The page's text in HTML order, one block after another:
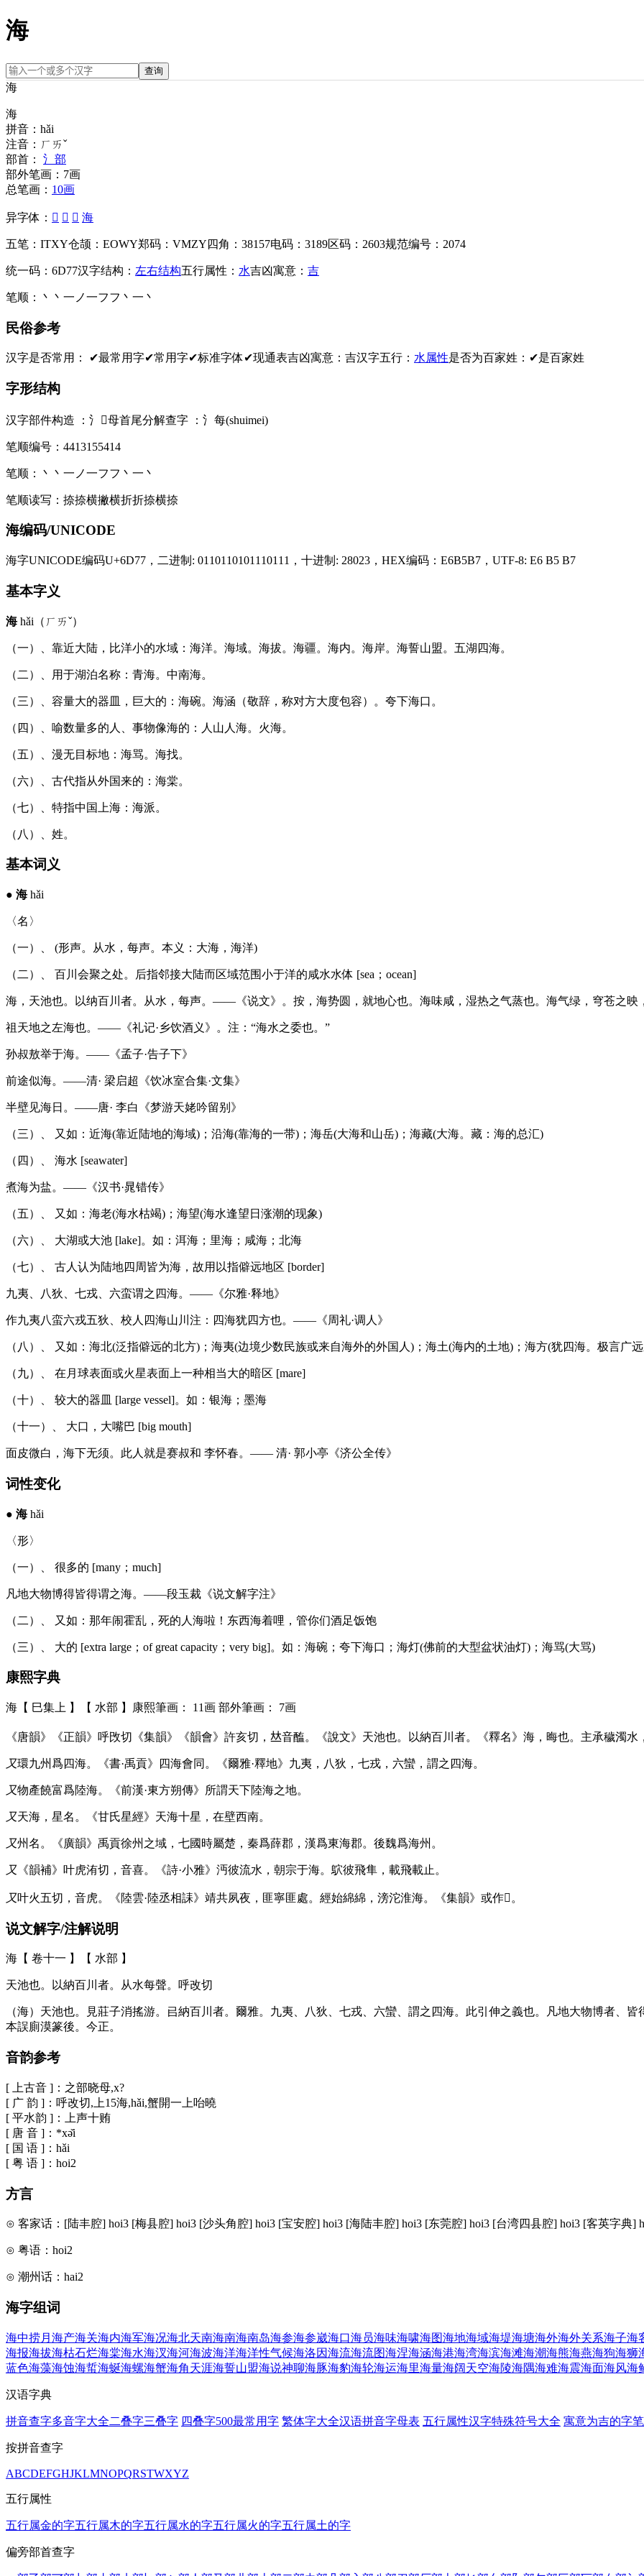
海
查询
海
海
拼音： hǎi
注音： ㄏㄞˇ
部首：
氵部
部外笔画： 7画
总笔画： 10画
异字体： 𣳗 𣳠 𣴴 海
五笔： ITXY仓颉： EOWY郑码： VMZY 四角： 38157电码： 3189区码： 2603规范编号： 2074
统一码： 6D77汉字结构： 左右结构五行属性： 水吉凶寓意： 吉
笔顺： 丶丶一ノ一フフ丶一丶
民俗参考
汉字是否常用： ✔最常用字✔常用字✔标准字体✔现通表吉凶寓意： 吉汉字五行： 水属性是否为百家姓： ✔是百家姓
字形结构
汉字部件构造 ： 氵母首尾分解查字 ： 氵每(shuimei)
笔顺编号： 4413155414
笔顺： 丶丶一ノ一フフ丶一丶
笔顺读写： 捺捺横撇横折折捺横捺
海编码/UNICODE
海字UNICODE编码U+6D77，二进制: 0110110101110111，十进制: 28023，HEX编码：E6B5B7，UTF-8: E6 B5 B7
基本字义
海hǎi（ㄏㄞˇ）
（一）、靠近大陆，比洋小的水域：海洋。海域。海拔。海疆。海内。海岸。海誓山盟。五湖四海。
（二）、用于湖泊名称：青海。中南海。
（三）、容量大的器皿，巨大的：海碗。海涵（敬辞，称对方大度包容）。夸下海口。
（四）、喻数量多的人、事物像海的：人山人海。火海。
（五）、漫无目标地：海骂。海找。
（六）、古代指从外国来的：海棠。
（七）、特指中国上海：海派。
（八）、姓。
基本词义
● 海hǎi
〈名〉
（一）、 (形声。从水，每声。本义：大海，海洋)
（二）、 百川会聚之处。后指邻接大陆而区域范围小于洋的咸水水体 [sea；ocean]
海，天池也。以纳百川者。从水，每声。——《说文》。按，海势圆，就地心也。海味咸，湿热之气蒸也。海气绿，穹苍之映
祖天地之左海也。——《礼记·乡饮酒义》。注：“海水之委也。”
孙叔敖举于海。——《孟子·告子下》
前途似海。——清· 梁启超《饮冰室合集·文集》
半壁见海日。——唐· 李白《梦游天姥吟留别》
（三）、 又如：近海(靠近陆地的海域)；沿海(靠海的一带)；海岳(大海和山岳)；海藏(大海。藏：海的总汇)
（四）、 海水 [seawater]
煮海为盐。——《汉书·晁错传》
（五）、 又如：海老(海水枯竭)；海望(海水逢望日涨潮的现象)
（六）、 大湖或大池 [lake]。如：洱海；里海；咸海；北海
（七）、 古人认为陆地四周皆为海，故用以指僻远地区 [border]
九夷、八狄、七戎、六蛮谓之四海。——《尔雅·释地》
作九夷八蛮六戎五狄、校人四海山川注：四海犹四方也。——《周礼·调人》
（八）、 又如：海北(泛指僻远的北方)；海夷(边境少数民族或来自海外的外国人)；海土(海内的土地)；海方(犹四海。极言广
（九）、 在月球表面或火星表面上一种相当大的暗区 [mare]
（十）、 较大的器皿 [large vessel]。如：银海；墨海
（十一）、 大口，大嘴巴 [big mouth]
面皮微白，海下无须。此人就是赛叔和 李怀春。—— 清· 郭小亭《济公全传》
词性变化
● 海hǎi
〈形〉
（一）、 很多的 [many；much]
凡地大物博得皆得谓之海。——段玉裁《说文解字注》
（二）、 又如：那年闹霍乱，死的人海啦！东西海着哩，管你们酒足饭饱
（三）、 大的 [extra large；of great capacity；very big]。如：海碗；夸下海口；海灯(佛前的大型盆状油灯)；海骂(大骂)
康熙字典
海【 巳集上 】【 水部 】康熙筆画： 11画 部外筆画： 7画
《唐韻》《正韻》呼攺切《集韻》《韻會》許亥切，𠀤音醢。《說文》天池也。以納百川者。《釋名》海，晦也。主承穢濁
又環九州爲四海。《書·禹貢》四海會同。《爾雅·釋地》九夷，八狄，七戎，六蠻，謂之四海。
又物產饒富爲陸海。《前漢·東方朔傳》所謂天下陸海之地。
又天海，星名。《甘氏星經》天海十星，在壁西南。
又州名。《廣韻》禹貢徐州之域，七國時屬楚，秦爲薛郡，漢爲東海郡。後魏爲海州。
又 《韻補》叶虎洧切，音喜。《詩·小雅》沔彼流水，朝宗于海。鴥彼飛隼，載飛載止。
又叶火五切，音虎。《陸雲·陸丞相誄》靖共夙夜，匪寧匪處。經始綿綿，滂沱淮海。《集韻》或作𣴴。
说文解字/注解说明
海【 卷十一 】【 水部 】
天池也。以納百川者。从水每聲。呼改切
（海）天池也。見莊子消搖游。㠯納百川者。爾雅。九夷、八狄、七戎、六蠻、謂之四海。此引伸之義也。凡地大物博者、
本誤廁漠篆後。今正。
音韵参考
[ 上古音 ]：之部晓母,x?
[ 广 韵 ]：呼改切,上15海,hǎi,蟹開一上咍曉
[ 平水韵 ]：上声十贿
[ 唐 音 ]：*xə̌i
[ 国 语 ]：hǎi
[ 粤 语 ]：hoi2
方言
⊙ 客家话：[陆丰腔] hoi3 [梅县腔] hoi3 [沙头角腔] hoi3 [宝安腔] hoi3 [海陆丰腔] hoi3 [东莞腔] hoi3 [台湾四县腔] hoi3 [客英字典]
⊙ 粤语：hoi2
⊙ 潮州话：hai2
海字组词
海中捞月 海产海关海内海军海况海北天南海南海南岛海参海参崴海口海员海味海啸海图海地海域海堤海塘海外海外关系海子海
海报海拔海枯石烂海棠海水海汊海河海波海洋海洋性气候海洛因海流海流图海涅海涵海港海湾海滨海滩海潮海熊海燕海狗海狮
蓝色海藻海蚀海蜇海蜒海螺海蟹海角天涯海誓山盟海说神聊海豚海豹海轮海运海里海量海阔天空海陵海隅海难海震海面海风海
汉语字典
拼音查字多音字大全二叠字三叠字 四叠字500最常用字 繁体字大全汉语拼音字母表 五行属性汉字特殊符号大全 寓意为吉的字
按拼音查字
ABCDEFGHJKLMNOPQRSTWXYZ
五行属性
五行属金的字五行属木的字五行属水的字五行属火的字五行属土的字
偏旁部首查字